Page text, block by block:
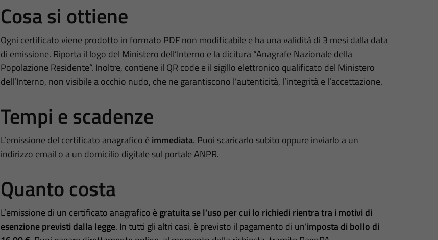
Cosa si ottiene
Ogni certificato viene prodotto in formato PDF non modificabile e ha una validità di 3 mesi dalla data
di emissione. Riporta il logo del Ministero dell’Interno e la dicitura “Anagrafe Nazionale della
Popolazione Residente”. Inoltre, contiene il QR code e il sigillo elettronico qualificato del Ministero
dell’Interno, non visibile a occhio nudo, che ne garantiscono l’autenticità, l’integrità e l’accettazione.
Tempi e scadenze
L’emissione del certificato anagrafico è immediata. Puoi scaricarlo subito oppure inviarlo a un
indirizzo email o a un domicilio digitale sul portale ANPR.
Quanto costa
L’emissione di un certificato anagrafico ègratuita se l’uso per cui lo richiedi rientra tra i motivi di
esenzione previsti dalla legge. In tutti gli altri casi, è previsto il pagamento di un’imposta di bollo di